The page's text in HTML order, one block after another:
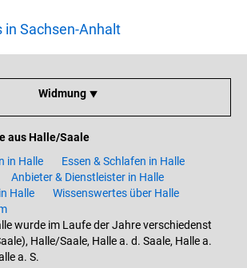
in Sachsen-Anhalt
Widmung ⯆
aus Halle/Saale
in Halle
Essen & Schlafen in Halle
Anbieter & Dienstleister in Halle
Halle
Wissenswertes über Halle
wurde im Laufe der Jahre verschiedenst
Halle/Saale, Halle a. d. Saale, Halle a.
a. S.